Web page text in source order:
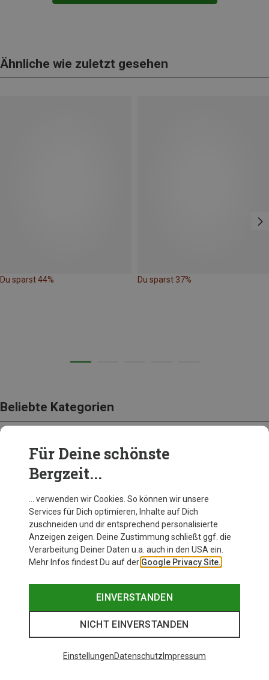
Ähnliche wie zuletzt gesehen
Du sparst 44% Du sparst 37%
Beliebte Kategorien
BEKLEIDUNG
Für Deine schönste
Bergzeit...
… verwenden wir Cookies. So können wir unsere
Services für Dich optimieren, Inhalte auf Dich
zuschneiden und dir entsprechend personalisierte
Anzeigen zeigen. Deine Zustimmung schließt ggf. die
Verarbeitung Deiner Daten u.a. auch in den USA ein.
Mehr Infos findest Du auf der Google Privacy Site.
EINVERSTANDEN
NICHT EINVERSTANDEN
EinstellungenDatenschutz Impressum